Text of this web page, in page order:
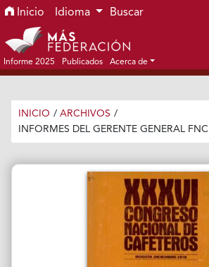
Ir al menú de navegación principal
Ir al contenido principal
Ir al pie de página del sitio
Inicio Idioma Buscar
Informe 2025 Publicados Acerca de
INICIO / ARCHIVOS /
INFORMES DEL GERENTE GENERAL FNC